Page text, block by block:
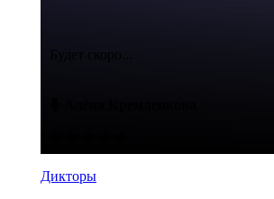
Будет скоро...
Дикторы